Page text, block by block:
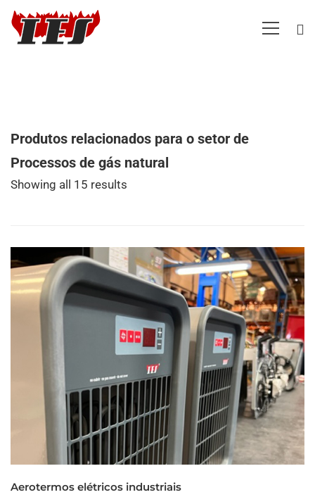
Produtos relacionados para o setor de
Processos de gás natural
Showing all 15 results
Aerotermos elétricos industriais